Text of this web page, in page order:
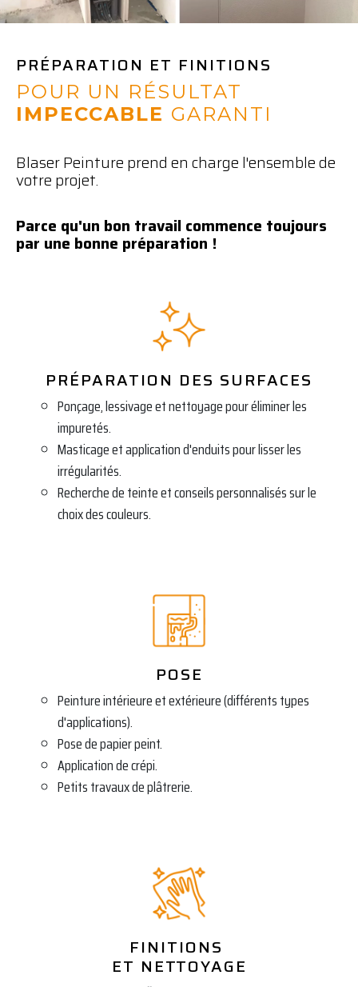
PRÉPARATION ET FINITIONS
POUR UN RÉSULTAT
IMPECCABLE GARANTI
Blaser Peinture prend en charge l'ensemble de
votre projet.
Parce qu'un bon travail commence toujours
par une bonne préparation !
PRÉPARATION DES SURFACES
Ponçage, lessivage et nettoyage pour éliminer les
impuretés.
Masticage et application d'enduits pour lisser les
irrégularités.
Recherche de teinte et conseils personnalisés sur le
choix des couleurs.
POSE
Peinture intérieure et extérieure (différents types
d'applications).
Pose de papier peint.
Application de crépi.
Petits travaux de plâtrerie.
FINITIONS
ET NETTOYAGE